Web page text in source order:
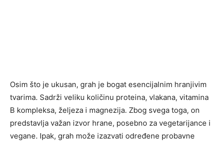
Osim što je ukusan, grah je bogat esencijalnim hranjivim
tvarima. Sadrži veliku količinu proteina, vlakana, vitamina
B kompleksa, željeza i magnezija. Zbog svega toga, on
predstavlja važan izvor hrane, posebno za vegetarijance i
vegane. Ipak, grah može izazvati određene probavne